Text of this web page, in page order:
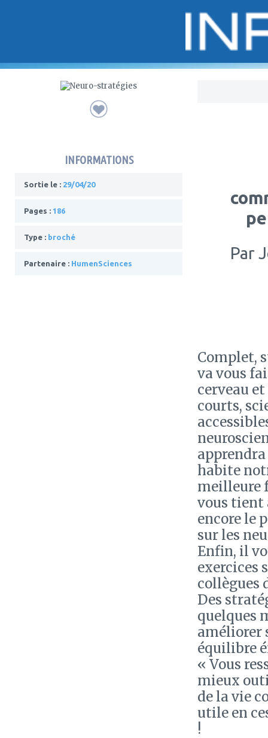
INFORMATIONS
Sortie le : 29/04/20
Pages : 186
Type : broché
Partenaire : HumenSciences
Par
Complet,
va vous
cerveau
courts,
habite
meilleure
vous tient
encore le
sur les
Enfin, il
exercices
collègues
Des
quelques
améliorer
équilibre
« Vous
mieux
de la vie
utile en
!